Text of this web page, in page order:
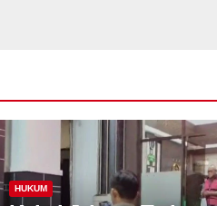
HUKUM